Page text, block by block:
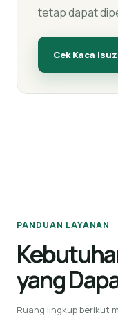
tetap dapat
Cek Kaca
PANDUAN LAYANAN
yang
Ruang lingkup berikut